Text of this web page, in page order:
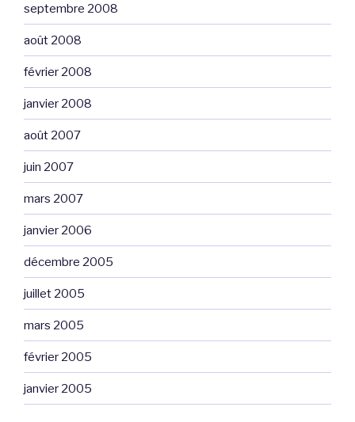
septembre 2008
août 2008
février 2008
janvier 2008
août 2007
juin 2007
mars 2007
janvier 2006
décembre 2005
juillet 2005
mars 2005
février 2005
janvier 2005